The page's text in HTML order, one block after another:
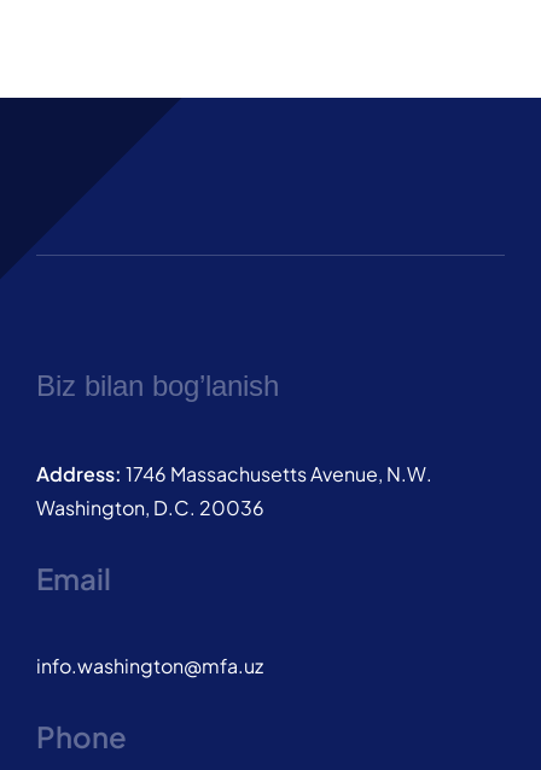
Biz bilan bog’lanish
Address: 1746 Massachusetts Avenue, N.W.
Washington, D.C. 20036
Email
info.washington@mfa.uz
Phone